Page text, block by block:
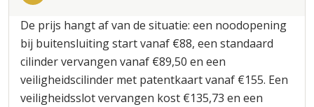
De prijs hangt af van de situatie: een noodopening
bij buitensluiting start vanaf €88, een standaard
cilinder vervangen vanaf €89,50 en een
veiligheidscilinder met patentkaart vanaf €155. Een
veiligheidsslot vervangen kost €135,73 en een